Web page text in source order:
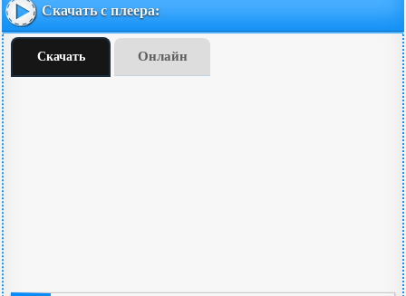
Скачать с плеера:
Скачать Онлайн